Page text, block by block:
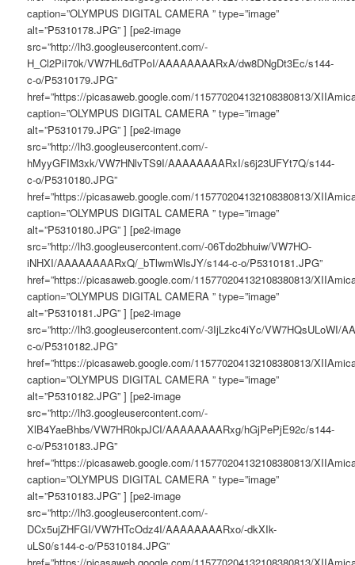
caption=”OLYMPUS DIGITAL CAMERA ” type=”image”
alt=”P5310178.JPG” ] [pe2-image
src=”http://lh3.googleusercontent.com/-
H_Cl2PiI70k/VW7HL6dTPoI/AAAAAAAARxA/dw8DNgDt3Ec/s144-
c-o/P5310179.JPG”
href=”https://picasaweb.google.com/115770204132108380813/
caption=”OLYMPUS DIGITAL CAMERA ” type=”image”
alt=”P5310179.JPG” ] [pe2-image
src=”http://lh3.googleusercontent.com/-
hMyyGFIM3xk/VW7HNlvTS9I/AAAAAAAARxI/s6j23UFYt7Q/s144-
c-o/P5310180.JPG”
href=”https://picasaweb.google.com/115770204132108380813/
caption=”OLYMPUS DIGITAL CAMERA ” type=”image”
alt=”P5310180.JPG” ] [pe2-image
src=”http://lh3.googleusercontent.com/-06Tdo2bhuiw/VW7HO-
iNHXI/AAAAAAAARxQ/_bTlwmWlsJY/s144-c-o/P5310181.JPG”
href=”https://picasaweb.google.com/115770204132108380813/
caption=”OLYMPUS DIGITAL CAMERA ” type=”image”
alt=”P5310181.JPG” ] [pe2-image
src=”http://lh3.googleusercontent.com/-3IjLzkc4iYc/VW7HQsULoWI/
c-o/P5310182.JPG”
href=”https://picasaweb.google.com/115770204132108380813/
caption=”OLYMPUS DIGITAL CAMERA ” type=”image”
alt=”P5310182.JPG” ] [pe2-image
src=”http://lh3.googleusercontent.com/-
XlB4YaeBhbs/VW7HR0kpJCI/AAAAAAAARxg/hGjPePjE92c/s144-
c-o/P5310183.JPG”
href=”https://picasaweb.google.com/115770204132108380813/
caption=”OLYMPUS DIGITAL CAMERA ” type=”image”
alt=”P5310183.JPG” ] [pe2-image
src=”http://lh3.googleusercontent.com/-
DCx5ujZHFGI/VW7HTcOdz4I/AAAAAAAARxo/-dkXIk-
uLS0/s144-c-o/P5310184.JPG”
href=”https://picasaweb.google.com/115770204132108380813/